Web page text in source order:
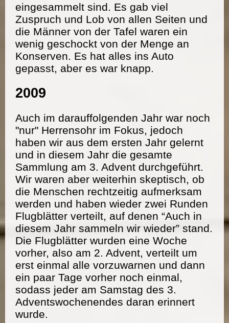
eingesammelt sind. Es gab viel
Zuspruch und Lob von allen Seiten und
die Männer von der Tafel waren ein
wenig geschockt von der Menge an
Konserven. Es hat alles ins Auto
gepasst, aber es war knapp.
2009
Auch im darauffolgenden Jahr war noch
"nur" Herrensohr im Fokus, jedoch
haben wir aus dem ersten Jahr gelernt
und in diesem Jahr die gesamte
Sammlung am 3. Advent durchgeführt.
Wir waren aber weiterhin skeptisch, ob
die Menschen rechtzeitig aufmerksam
werden und haben wieder zwei Runden
Flugblätter verteilt, auf denen “Auch in
diesem Jahr sammeln wir wieder” stand.
Die Flugblätter wurden eine Woche
vorher, also am 2. Advent, verteilt um
erst einmal alle vorzuwarnen und dann
ein paar Tage vorher noch einmal,
sodass jeder am Samstag des 3.
Adventswochenendes daran erinnert
wurde.